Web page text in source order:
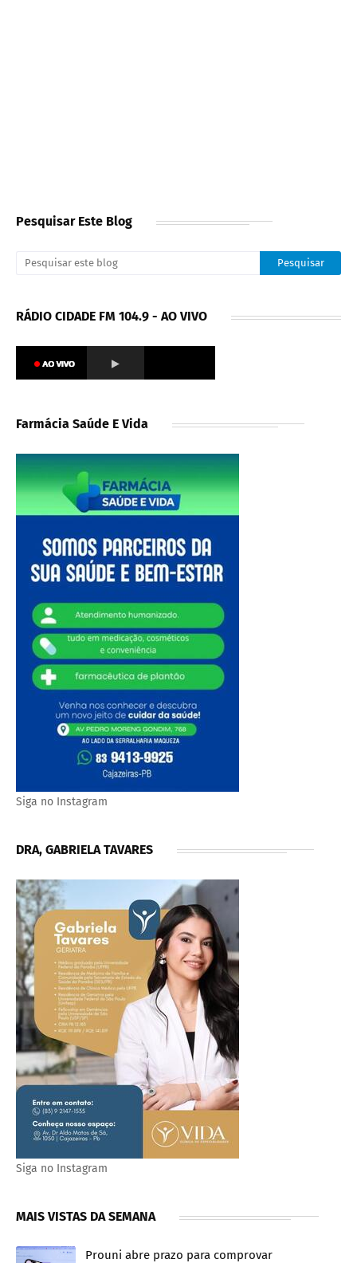
Pesquisar Este Blog
RÁDIO CIDADE FM 104.9 - AO VIVO
Farmácia Saúde E Vida
Siga no Instagram
DRA, GABRIELA TAVARES
Siga no Instagram
MAIS VISTAS DA SEMANA
Prouni abre prazo para comprovar